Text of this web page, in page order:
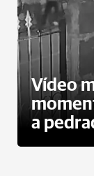
Vídeo
a